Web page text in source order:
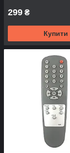
299 ₴
Купити